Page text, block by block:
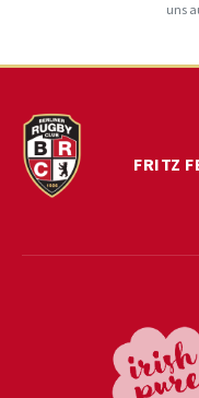
uns
FRITZ